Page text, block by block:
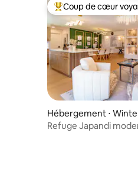
Coups de cœur
Coup de cœur
Hébergement ⋅
Refuge Japandi